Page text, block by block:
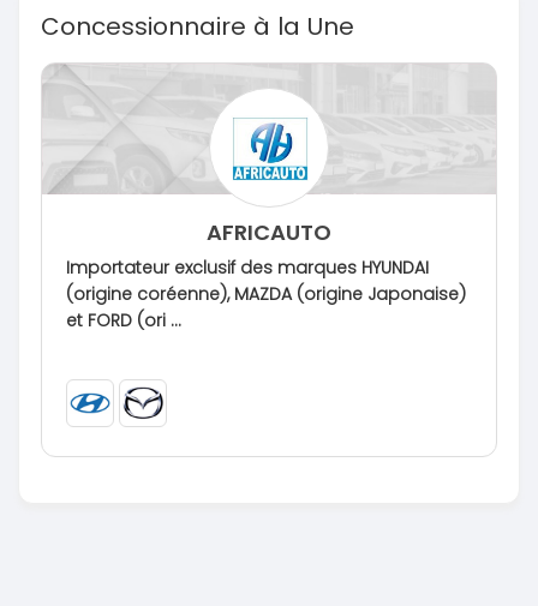
Concessionnaire à la Une
AFRICAUTO
Importateur exclusif des marques HYUNDAI
(origine coréenne), MAZDA (origine Japonaise)
et FORD (ori ...